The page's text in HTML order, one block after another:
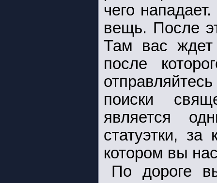
чего
вещь. После
Там вас ждет
после
поиски
является
статуэтки,
котором вы
По дороге